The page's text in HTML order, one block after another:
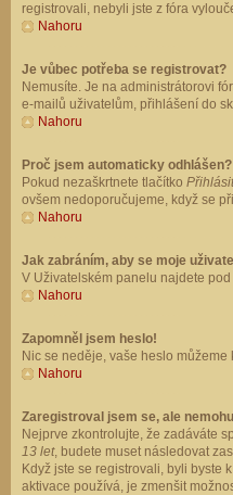
registrovali, nebyli jste z fóra
Nahoru
Je vůbec potřeba se registrovat?
Nemusíte. Je na administrátorovi
e-mailů uživatelům, přihlášení do
Nahoru
Proč jsem automaticky odhlášen?
Pokud nezaškrtnete tlačítko
ovšem nedoporučujeme, když se
Nahoru
Jak zabráním, aby se moje
V Uživatelském panelu najdete
Nahoru
Zapomněl jsem heslo!
Nic se neděje, vaše heslo
Nahoru
Zaregistroval jsem se, ale
Nejprve zkontrolujte, že zadáváte
13 let, budete muset následovat
Když jste se registrovali, byli byste
aktivace používá, je zmenšit